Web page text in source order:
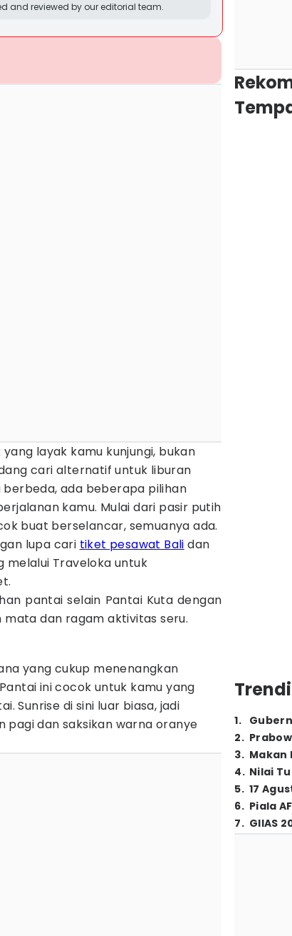
and reviewed by our editorial team.
layak kamu kunjungi, bukan
cari alternatif untuk liburan
ada beberapa pilihan
kamu. Mulai dari pasir putih
buat berselancar, semuanya ada.
lupa cari tiket pesawat Bali dan
melalui Traveloka untuk
pantai selain Pantai Kuta dengan
dan ragam aktivitas seru.
yang cukup menenangkan
ini cocok untuk kamu yang
Sunrise di sini luar biasa, jadi
pagi dan saksikan warna oranye
1.
2.
3. Makan
4. Nilai
5. 17
6. Piala
7. GIIAS